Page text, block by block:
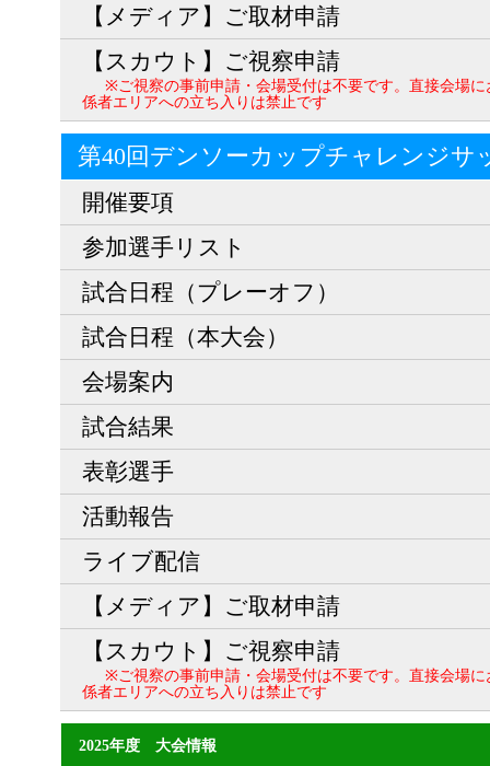
【メディア】ご取材申請
【スカウト】ご視察申請
※ご視察の事前申請・会場受付は不要です。直接会場
係者エリアへの立ち入りは禁止です
第40回デンソーカップチャレンジサ
開催要項
参加選手リスト
試合日程（プレーオフ）
試合日程（本大会）
会場案内
試合結果
表彰選手
活動報告
ライブ配信
【メディア】ご取材申請
【スカウト】ご視察申請
※ご視察の事前申請・会場受付は不要です。直接会場
係者エリアへの立ち入りは禁止です
2025年度 大会情報